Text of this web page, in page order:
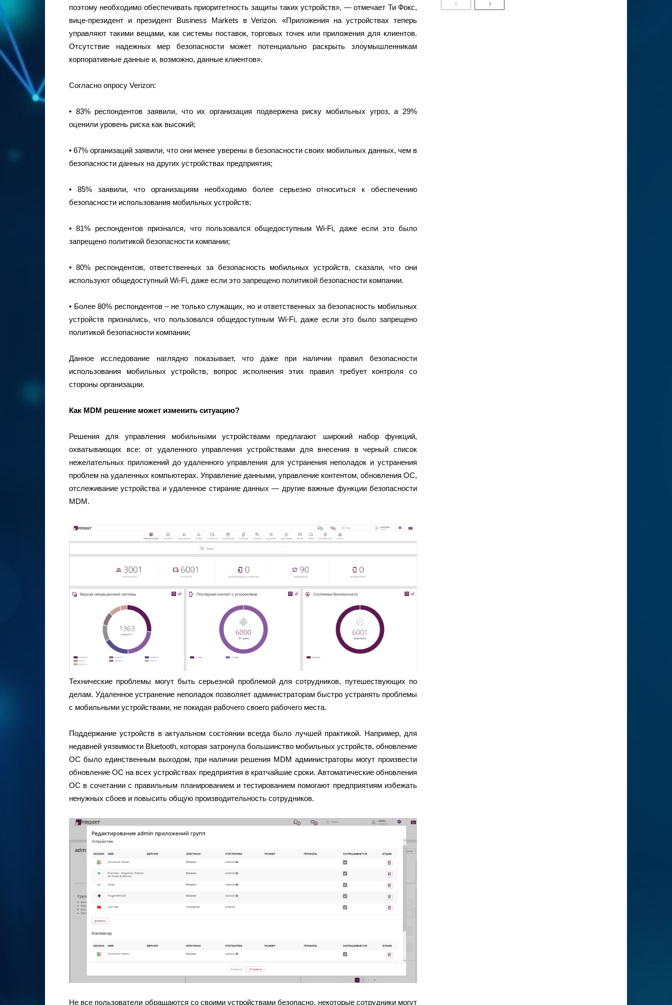
поэтому необходимо обеспечивать приоритетность защиты таких устройств», — отмечает Ти Фокс,
вице-президент и президент Business Markets в Verizon. «Приложения на устройствах теперь
управляют такими вещами, как системы поставок, торговых точек или приложения для клиентов.
Отсутствие надежных мер безопасности может потенциально раскрыть злоумышленникам
корпоративные данные и, возможно, данные клиентов».
Согласно опросу Verizon:
• 83% респондентов заявили, что их организация подвержена риску мобильных угроз, а 29%
оценили уровень риска как высокий;
• 67% организаций заявили, что они менее уверены в безопасности своих мобильных данных, чем в
безопасности данных на других устройствах предприятия;
• 85% заявили, что организациям необходимо более серьезно относиться к обеспечению
безопасности использования мобильных устройств;
• 81% респондентов признался, что пользовался общедоступным Wi-Fi, даже если это было
запрещено политикой безопасности компании;
• 80% респондентов, ответственных за безопасность мобильных устройств, сказали, что они
используют общедоступный Wi-Fi, даже если это запрещено политикой безопасности компании.
• Более 80% респондентов – не только служащих, но и ответственных за безопасность мобильных
устройств признались, что пользовался общедоступным Wi-Fi, даже если это было запрещено
политикой безопасности компании;
Данное исследование наглядно показывает, что даже при наличии правил безопасности
использования мобильных устройств, вопрос исполнения этих правил требует контроля со
стороны организации.
Как MDM решение может изменить ситуацию?
Решения для управления мобильными устройствами предлагают широкий набор функций,
охватывающих все: от удаленного управления устройствами для внесения в черный список
нежелательных приложений до удаленного управления для устранения неполадок и устранения
проблем на удаленных компьютерах. Управление данными, управление контентом, обновления ОС,
отслеживание устройства и удаленное стирание данных — другие важные функции безопасности
MDM.
Технические проблемы могут быть серьезной проблемой для сотрудников, путешествующих по
делам. Удаленное устранение неполадок позволяет администраторам быстро устранять проблемы
с мобильными устройствами, не покидая рабочего своего рабочего места.
Поддержание устройств в актуальном состоянии всегда было лучшей практикой. Например, для
недавней уязвимости Bluetooth, которая затронула большинство мобильных устройств, обновление
ОС было единственным выходом, при наличии решения MDM администраторы могут произвести
обновление ОС на всех устройствах предприятия в кратчайшие сроки. Автоматические обновления
ОС в сочетании с правильным планированием и тестированием помогают предприятиям избежать
ненужных сбоев и повысить общую производительность сотрудников.
Не все пользователи обращаются со своими устройствами безопасно, некоторые сотрудники могут